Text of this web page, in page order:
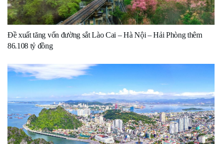
Đề xuất tăng vốn đường sắt Lào Cai – Hà Nội – Hải Phòng thêm
86.108 tỷ đồng